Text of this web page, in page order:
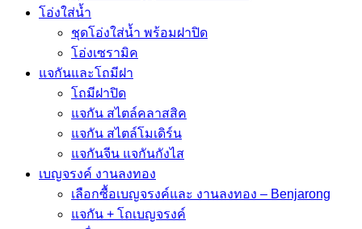
โอ่งใส่น้ำ
ชุดโอ่งใส่น้ำ พร้อมฝาปิด
โอ่งเซรามิค
แจกันและโถมีฝา
โถมีฝาปิด
แจกัน สไตล์คลาสสิค
แจกัน สไตล์โมเดิร์น
แจกันจีน แจกันกังไส
เบญจรงค์ งานลงทอง
เลือกซื้อเบญจรงค์และ งานลงทอง – Benjarong
แจกัน + โถเบญจรงค์